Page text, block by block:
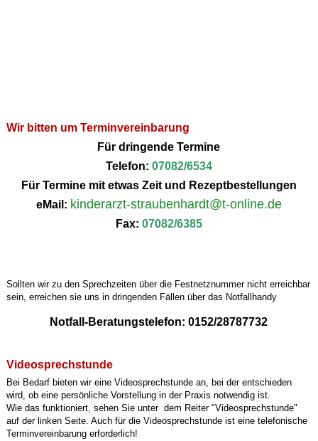
Wir bitten um Terminvereinbarung
Für dringende Termine
Telefon: 07082/6534
Für Termine mit etwas Zeit und Rezeptbestellungen
eMail: kinderarzt-straubenhardt@t-online.de
Fax: 07082/6385
Sollten wir zu den Sprechzeiten über die Festnetznummer nicht erreichbar
sein, erreichen sie uns in dringenden Fällen über das Notfallhandy
Notfall-Beratungstelefon: 0152/28787732
Videosprechstunde
Bei Bedarf bieten wir eine Videosprechstunde an, bei der entschieden
wird, ob eine persönliche Vorstellung in der Praxis notwendig ist.
Wie das funktioniert, sehen Sie unter dem Reiter "Videosprechstunde"
auf der linken Seite. Auch für die Videosprechstunde ist eine telefonische
Terminvereinbarung erforderlich!